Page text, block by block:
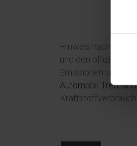
Hinweis nach
und den offiziellen
Emissionen und
Automobil Treuhand